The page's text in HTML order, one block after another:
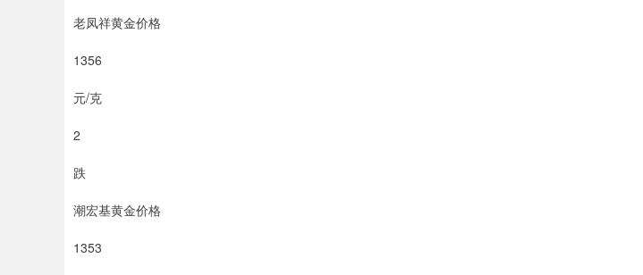
老凤祥黄金价格
1356
元/克
2
跌
潮宏基黄金价格
1353